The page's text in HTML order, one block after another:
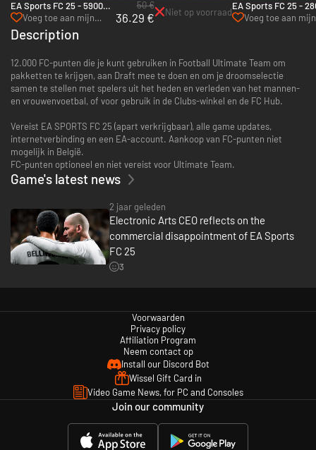
EA Sports FC 25 - 5900
FC-punten (EA App)
Voeg toe aan mijn
verlanglijst
50 €
36.29 € Niet op voorraad
EA Sports FC 25 -
FC-punten (EA App)
Voeg toe aan mijn
Description
12.000 FC-punten die je kunt gebruiken in Football Ultimate Team om
pakketten te krijgen, aan Draft mee te doen en om je droomselectie
samen te stellen met spelers uit het heden en verleden van het mannen-
en vrouwenvoetbal, of voor gebruik in de Clubs-winkel en de FC Hub.
Vereist EA SPORTS FC 25 (apart verkrijgbaar), alle game updates,
internetverbinding en een EA-account. Aankoop van FC-punten niet
mogelijk in België.
FC-punten optioneel en niet vereist voor Ultimate Team.
Game's latest news
2 jaar geleden
Electronic Arts CEO reflects on the
commercial disappointment of EA Sports
FC 25
3
Voorwaarden
Privacy policy
Affiliation Program
Neem contact op
Install our Discord Bot
Wissel Gift Card in
Video Game News, for PC and Consoles
Join our community